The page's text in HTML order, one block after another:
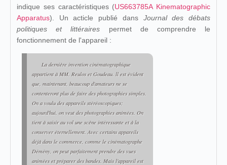
indique ses caractéristiques (US663785A Kinematographic
Apparatus). Un acticle publié dans Journal des débats
politiques et littéraires permet de comprendre le
fonctionnement de l'appareil :
La dernière invention cinématographique
appartient à MM. Reulos et Goudeau. ll est évident
que, maintenant, beaucoup d'amateurs ne se
contenteront plus de faire des photographies simples.
On a voulu des appareils stéréoscopiques;
aujourd'hui, on veut des photographies animées. On
tient à saisir au vol une scène intéressante et à la
conserver éternellement. Avec certains appareils
déjà dans le commerce, comme le cinématographe
Démény, on peut parfaitement prendre des vues
animées et préparer des bandes. Mais l'appareil est